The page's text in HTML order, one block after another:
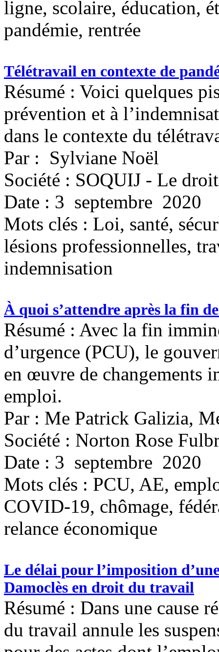
ligne, scolaire, éducation,
pandémie, rentrée
Télétravail en contexte de
Résumé : Voici quelques
prévention et à
dans le contexte du
Par : Sylviane Noël
Société : SOQUIJ - Le
Date : 3 septembre 2020
Mots clés : Loi, santé,
lésions professionnelles,
indemnisation
À quoi s’attendre après la fin
Résumé : Avec la fin
d’urgence (PCU), le
en œuvre de changements
emploi.
Par : Me Patrick Galizia,
Société : Norton Rose
Date : 3 septembre 2020
Mots clés : PCU, AE,
COVID-19, chômage,
relance économique
Le délai pour l’imposition
Damoclès en droit du travail
Résumé : Dans une cause
du travail annule les